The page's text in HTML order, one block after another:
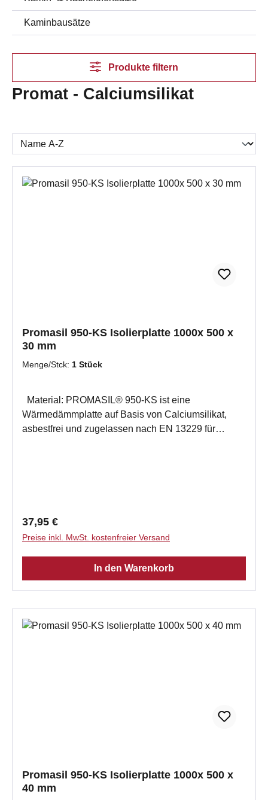
Kaminbausätze
Produkte filtern
Promat - Calciumsilikat
Promasil 950-KS Isolierplatte 1000x 500 x
30 mm
Menge/Stck: 1 Stück
Material: PROMASIL® 950-KS ist eine
Wärmedämmplatte auf Basis von Calciumsilikat,
asbestfrei und zugelassen nach EN 13229 für
Farbe: Weiß bauaufsichtliche Zulassung Z-43.14-
139 nicht brennbar A1 nach DIN 4102
Klassifizierungstemperatur 950 °C Anwendung bei
Kachelöfen nach DIN 18892 Anwendung bei
Hitzedämmung, Schallisolierung,
Regulärer Preis:
37,95 €
Preise inkl. MwSt. kostenfreier Versand
In den Warenkorb
Promasil 950-KS Isolierplatte 1000x 500 x
40 mm